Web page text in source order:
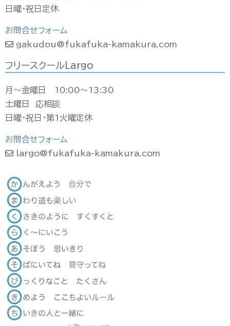
日曜・祝日定休
お問合せフォーム
gakudou@fukafuka-kamakura.com
フリースクールLargo
月〜金曜日 10:00〜13:30
土曜日 応相談
日曜・祝日・第1火曜定休
お問合せフォーム
largo@fukafuka-kamakura.com